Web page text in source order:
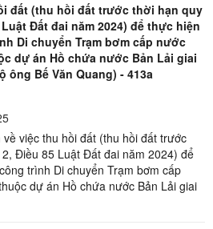
đất (thu hồi đất trước thời hạn quy
Đất đai năm 2024) để thực hiện
Di chuyển Trạm bơm cấp nước
dự án Hồ chứa nước Bản Lải giai
ông Bế Văn Quang) - 413a
về việc thu hồi đất (thu hồi đất trước
Điều 85 Luật Đất đai năm 2024) để
trình Di chuyển Trạm bơm cấp
dự án Hồ chứa nước Bản Lải giai